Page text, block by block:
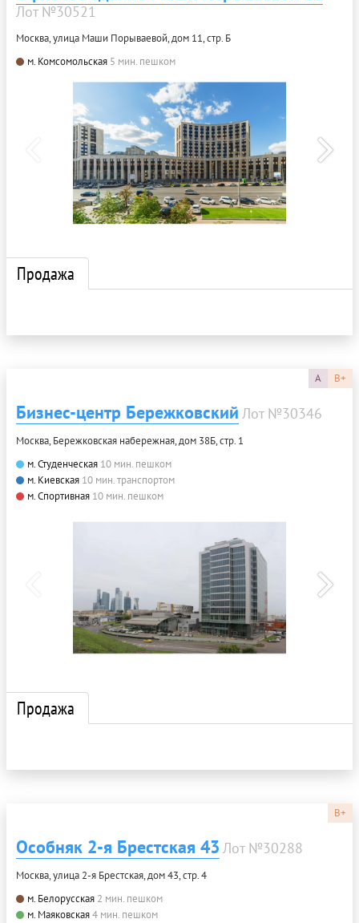
Лот №30521
Москва, улица Маши Порываевой, дом 11, стр. Б
м. Комсомольская 5 мин. пешком
Продажа
A B+
Бизнес-центр Бережковский Лот №30346
Москва, Бережковская набережная, дом 38Б, стр. 1
м. Студенческая 10 мин. пешком
м. Киевская 10 мин. транспортом
м. Спортивная 10 мин. пешком
Продажа
B+
Особняк 2-я Брестская 43 Лот №30288
Москва, улица 2-я Брестская, дом 43, стр. 4
м. Белорусская 2 мин. пешком
м. Маяковская4 мин. пешком